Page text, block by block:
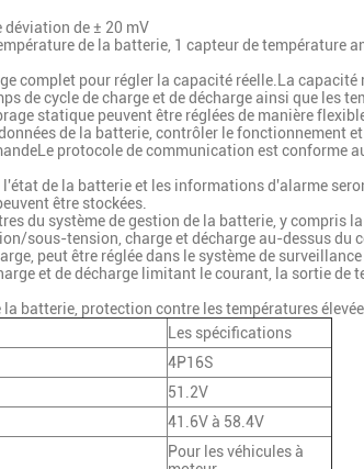
de ± 20 mV
de la batterie, 1 capteur de température
complet pour régler la capacité réelle.La
de cycle de charge et de décharge ainsi que les
statique peuvent être réglées de manière
de la batterie, contrôler le fonctionnement
protocole de communication est conforme
de la batterie et les informations d'alarme
être stockées.
du système de gestion de la batterie, y compris
sous-tension, charge et décharge au-dessus du
peut être réglée dans le système de surveillance
et de décharge limitant le courant, la sortie
protection contre les températures
Les spécifications
4P16S
51.2V
41.6V à 58.4V
Pour les véhicules à